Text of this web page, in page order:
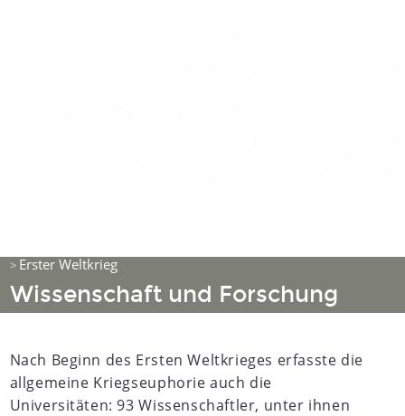
> Erster Weltkrieg
Wissenschaft und Forschung
Nach Beginn des Ersten Weltkrieges erfasste die
allgemeine Kriegseuphorie auch die
Universitäten: 93 Wissenschaftler, unter ihnen